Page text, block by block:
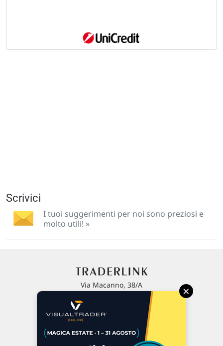
Scrivici
I tuoi suggerimenti per noi sono preziosi e
molto utili! »
Via Macanno, 38/A
P.IVA 02 452 460 401
Chi siamo
×